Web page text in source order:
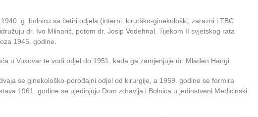
g. bolnicu sa četiri odjela (interni, kirurško-ginekološki, zarazni i TBC
dr. Ivo Mlinarić, potom dr. Josip Vodehnal. Tijekom II svjetskog rata
1945. godine.
u Vukovar te vodi odjel do 1951. kada ga zamjenjuje dr. Mladen Hangi.
se ginekološko-porođajni odjel od kirurgije, a 1959. godine se formira
1961. godine se ujedinjuju Dom zdravlja i Bolnica u jedinstveni Medicinski